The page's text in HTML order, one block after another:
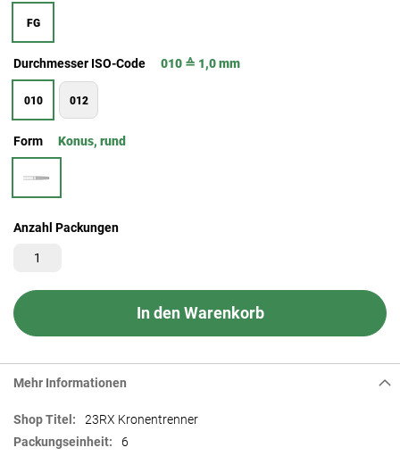
FG
Durchmesser ISO-Code 010 ≙ 1,0 mm
010 012
Form Konus, rund
Anzahl Packungen
In den Warenkorb
Mehr Informationen
Mehr
Informationen
23RX Kronentrenner
6